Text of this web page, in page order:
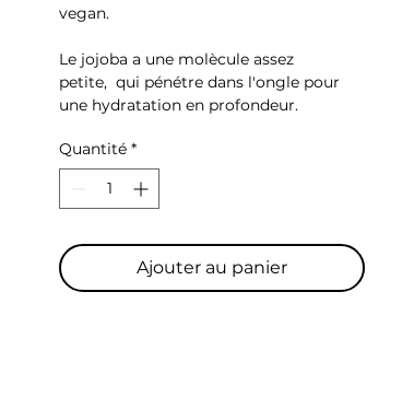
vegan.
Le jojoba a une molècule assez
petite, qui pénétre dans l'ongle pour
une hydratation en profondeur.
cuticules pour une hydratation
optimale et un joli rendu.
Quantité *
Ajouter au panier